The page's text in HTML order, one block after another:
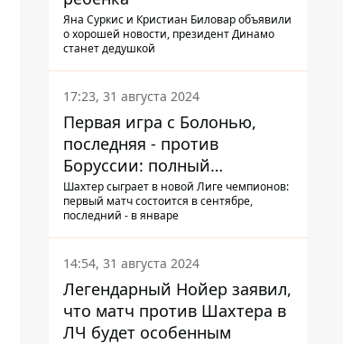
Яна Суркис и Кристиан Биловар объявили
о хорошей новости, президент Динамо
станет дедушкой
17:23, 31 августа 2024
Первая игра с Болонью,
последняя - против
Боруссии: полный
календарь Шахтера в новой
ЛЧ
Шахтер сыграет в новой Лиге чемпионов:
первый матч состоится в сентябре,
последний - в январе
14:54, 31 августа 2024
Легендарный Нойер заявил,
что матч против Шахтера в
ЛЧ будет особенным